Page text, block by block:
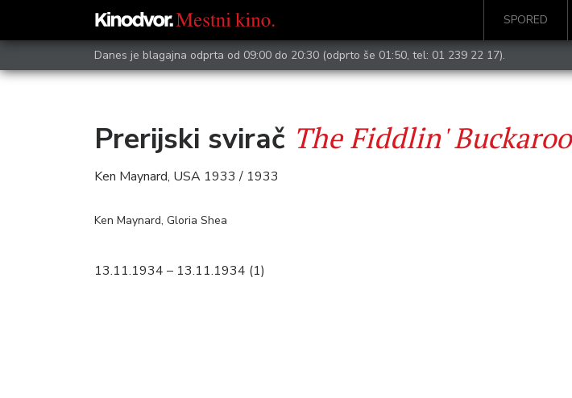
SPORED
Danes je blagajna odprta od 09:00 do 20:30 (odprto še 01:50, tel: 01 239 22 17).
Prerijski svirač The Fiddlin' Buckaroo
Ken Maynard, USA 1933 / 1933
Ken Maynard, Gloria Shea
13.11.1934 – 13.11.1934 (1)